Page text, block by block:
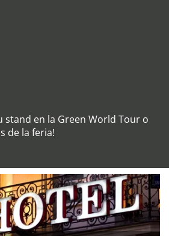
stand en la Green World Tour o
de la feria!